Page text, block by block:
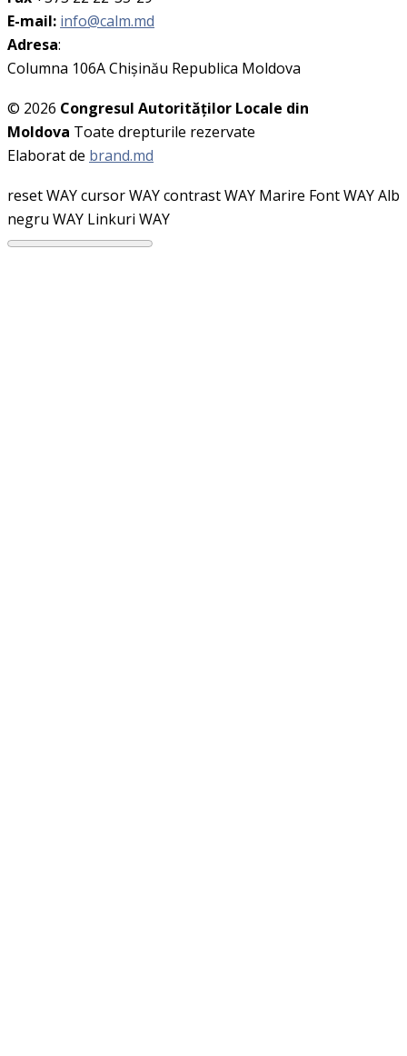
E-mail: info@calm.md
Adresa:
Columna 106A Chişinău Republica Moldova
© 2026 Congresul Autorităţilor Locale din
Moldova Toate drepturile rezervate
Elaborat de brand.md
reset WAYcursor WAYcontrast WAY Marire Font WAYAlb
negru WAY Linkuri WAY